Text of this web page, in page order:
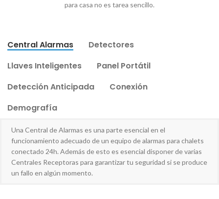
para casa no es tarea sencillo.
Central Alarmas
Detectores
Llaves Inteligentes
Panel Portátil
Detección Anticipada
Conexión
Demografía
Una Central de Alarmas es una parte esencial en el
funcionamiento adecuado de un equipo de alarmas para chalets
conectado 24h. Además de esto es esencial disponer de varias
Centrales Receptoras para garantizar tu seguridad si se produce
un fallo en algún momento.